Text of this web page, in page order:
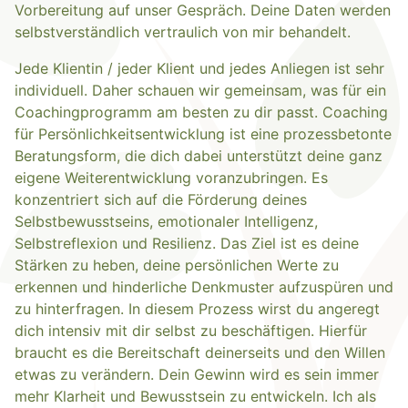
Vorbereitung auf unser Gespräch. Deine Daten werden
selbstverständlich vertraulich von mir behandelt.
Jede Klientin / jeder Klient und jedes Anliegen ist sehr
individuell. Daher schauen wir gemeinsam, was für ein
Coachingprogramm am besten zu dir passt. Coaching
für Persönlichkeitsentwicklung ist eine prozessbetonte
Beratungsform, die dich dabei unterstützt deine ganz
eigene Weiterentwicklung voranzubringen. Es
konzentriert sich auf die Förderung deines
Selbstbewusstseins, emotionaler Intelligenz,
Selbstreflexion und Resilienz. Das Ziel ist es deine
Stärken zu heben, deine persönlichen Werte zu
erkennen und hinderliche Denkmuster aufzuspüren und
zu hinterfragen. In diesem Prozess wirst du angeregt
dich intensiv mit dir selbst zu beschäftigen. Hierfür
braucht es die Bereitschaft deinerseits und den Willen
etwas zu verändern. Dein Gewinn wird es sein immer
mehr Klarheit und Bewusstsein zu entwickeln. Ich als